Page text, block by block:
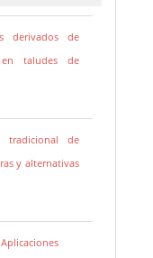
derivados de
en taludes de
tradicional de
y alternativas